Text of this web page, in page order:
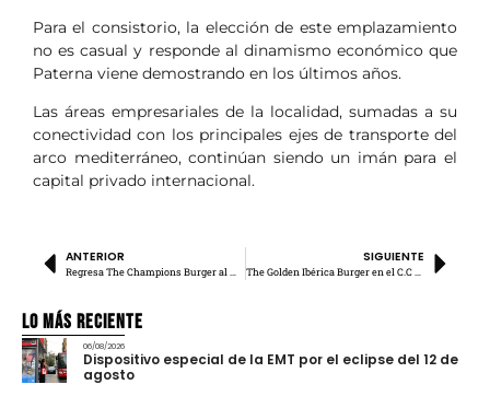
Para el consistorio, la elección de este emplazamiento
no es casual y responde al dinamismo económico que
Paterna viene demostrando en los últimos años.
Las áreas empresariales de la localidad, sumadas a su
conectividad con los principales ejes de transporte del
arco mediterráneo, continúan siendo un imán para el
capital privado internacional.
ANTERIOR SIGUIENTE
Lo más Reciente
06/08/2026
Dispositivo especial de la EMT por el eclipse del 12 de
agosto